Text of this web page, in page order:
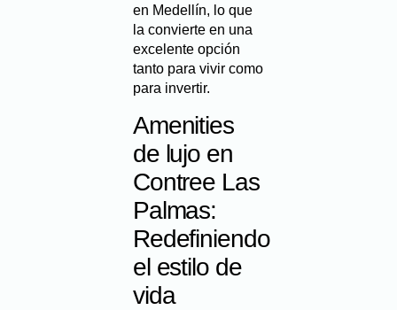
en Medellín, lo que
la convierte en una
excelente opción
tanto para vivir como
para invertir.
Amenities
de lujo en
Contree Las
Palmas:
Redefiniendo
el estilo de
vida